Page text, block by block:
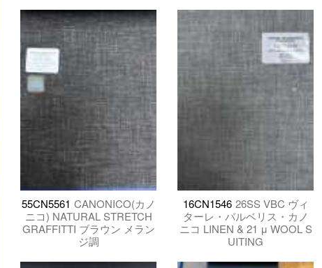
55CN5561 CANONICO(カノ
ニコ) NATURAL STRETCH
GRAFFITTI ブラウン メラン
ジ調
16CN1546 26SS VBC ヴィ
ターレ・バルベリス・カノ
ニコ LINEN & 21 μ WOOL S
UITING